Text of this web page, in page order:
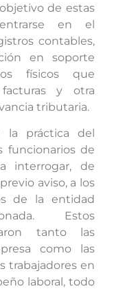
de estas
en el
contables,
en soporte
físicos que
facturas y otra
tributaria.
la práctica del
funcionarios de
interrogar, de
aviso, a los
de la entidad
Estos
tanto las
como las
trabajadores en
laboral, todo